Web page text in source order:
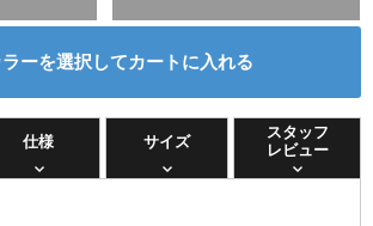
ーを選択してカートに入れる
仕様 サイズ
スタッフ
レビュー